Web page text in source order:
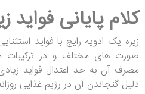
کلام پایانی فواید
زیره یک ادویه رایج با فواید
صورت های مختلف و در ترکیبات
مصرف آن به حد اعتدال فواید
دلیل گنجاندن آن در رژیم غذایی